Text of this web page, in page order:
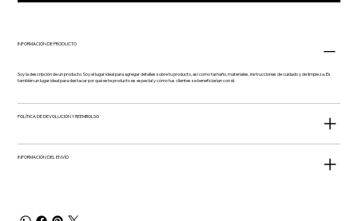
INFORMACIÓN DE PRODUCTO
Soy la descripción de un producto. Soy el lugar ideal para agregar detalles sobre tu producto, así como tamaño, materiales, instrucciones de cuidado y de limpieza. Es
también un lugar ideal para destacar por qué este producto es especial y cómo tus clientes se beneficiarían con él.
POLÍTICA DE DEVOLUCIÓN Y REEMBOLSO
INFORMACIÓN DEL ENVÍO